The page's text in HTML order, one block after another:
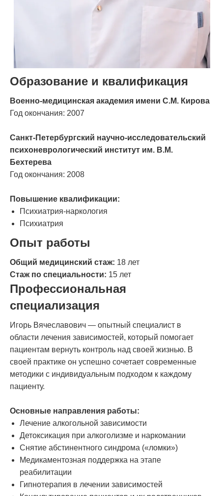
Образование и квалификация
Военно-медицинская академия имени С.М. Кирова
Год окончания: 2007
Санкт-Петербургский научно-исследовательский
психоневрологический институт им. В.М.
Бехтерева
Год окончания: 2008
Повышение квалификации:
Психиатрия-наркология
Психиатрия
Опыт работы
Общий медицинский стаж: 18 лет
Стаж по специальности: 15 лет
Профессиональная
специализация
Игорь Вячеславович — опытный специалист в
области лечения зависимостей, который помогает
пациентам вернуть контроль над своей жизнью. В
своей практике он успешно сочетает современные
методики с индивидуальным подходом к каждому
пациенту.
Основные направления работы:
Лечение алкогольной зависимости
Детоксикация при алкоголизме и наркомании
Снятие абстинентного синдрома («ломки»)
Медикаментозная поддержка на этапе
реабилитации
Гипнотерапия в лечении зависимостей